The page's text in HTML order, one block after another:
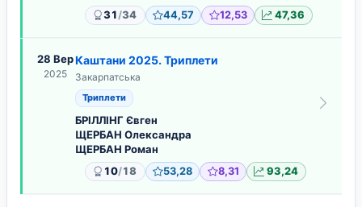
31 /34 44,57 12,53 47,36
28 Вер
2025
Каштани 2025. Триплети
Закарпатська
Триплети
БРІЛЛІНГ Євген
ЩЕРБАН Олександра
ЩЕРБАН Роман
10/18 53,28 8,31 93,24